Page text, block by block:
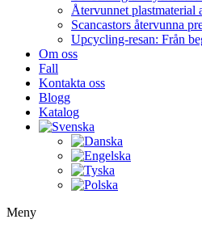
Återvunnet plastmaterial
Scancastors återvunna
Upcycling-resan: Från
Om oss
Fall
Kontakta oss
Blogg
Katalog
Meny